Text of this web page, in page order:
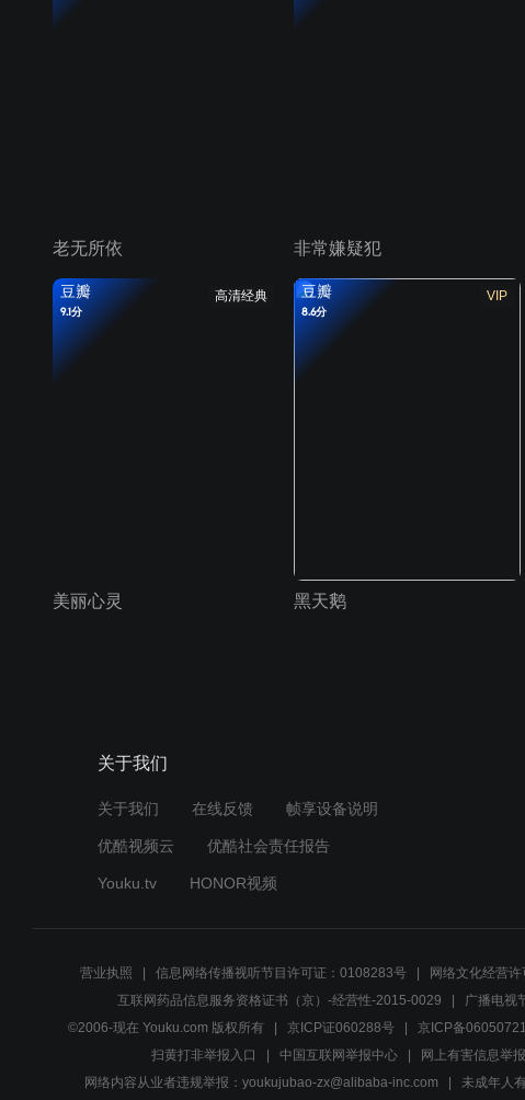
老无所依 非常嫌疑犯
高清经典
豆瓣
9.1分
美丽心灵
VIP
豆瓣
8.6分
黑天鹅
关于我们
关于我们 在线反馈 帧享设备说明
优酷视频云 优酷社会责任报告
Youku.tv HONOR视频
营业执照 信息网络传播视听节目许可证：0108283号 网络文化经营
互联网药品信息服务资格证书（京）-经营性-2015-0029
广播电视
©2006-现在 Youku.com 版权所有
京ICP证060288号 京ICP备
扫黄打非举报入口
中国互联网举报中心 网上有害信息举
网络内容从业者违规举报：youkujubao-zx@alibaba-inc.com
未成年人